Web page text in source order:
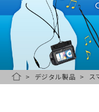
HOMEデジタル製品 ス